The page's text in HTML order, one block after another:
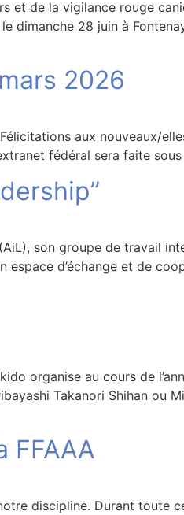
et de la vigilance rouge
dimanche 28 juin à
2026
aux nouveaux/
fédéral sera faite sous
son groupe de travail
espace d’échange et de
organise au cours de
Takanori Shihan ou
FFAAA
discipline. Durant toute